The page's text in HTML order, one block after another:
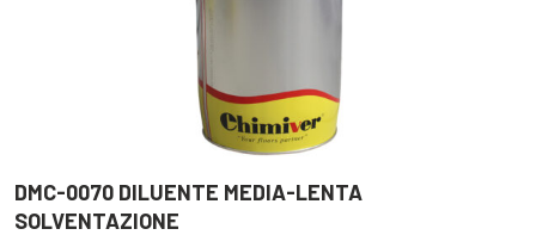
DMC-0070 DILUENTE MEDIA-LENTA
SOLVENTAZIONE